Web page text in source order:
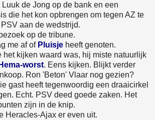
de Jong op de bank en een
die het kon opbrengen om tegen AZ te
aan de wedstrijd.
op de tribune.
me af of Pluisje heeft genoten.
het kijken waard was, hij miste natuurlijk
Hema-worst. Eens kijken. Blijkt verder
Ron 'Beton' Vlaar nog gezien?
gast heeft tegenwoordig een draaicirkel
Echt. PSV deed goede zaken. Het
zijn in de knip.
Heracles-Ajax er even uit.